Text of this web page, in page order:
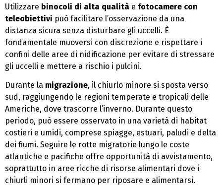
Utilizzare binocoli di alta qualità e fotocamere con
teleobiettivi può facilitare l’osservazione da una
distanza sicura senza disturbare gli uccelli. È
fondamentale muoversi con discrezione e rispettare i
confini delle aree di nidificazione per evitare di stressare
gli uccelli e mettere a rischio i pulcini.
Durante la migrazione, il chiurlo minore si sposta verso
sud, raggiungendo le regioni temperate e tropicali delle
Americhe, dove trascorre l’inverno. Durante questo
periodo, può essere osservato in una varietà di habitat
costieri e umidi, comprese spiagge, estuari, paludi e delta
dei fiumi. Seguire le rotte migratorie lungo le coste
atlantiche e pacifiche offre opportunità di avvistamento,
soprattutto in aree ricche di risorse alimentari dove i
chiurli minori si fermano per riposare e alimentarsi.